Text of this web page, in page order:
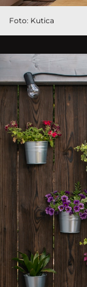
Foto: Kutica